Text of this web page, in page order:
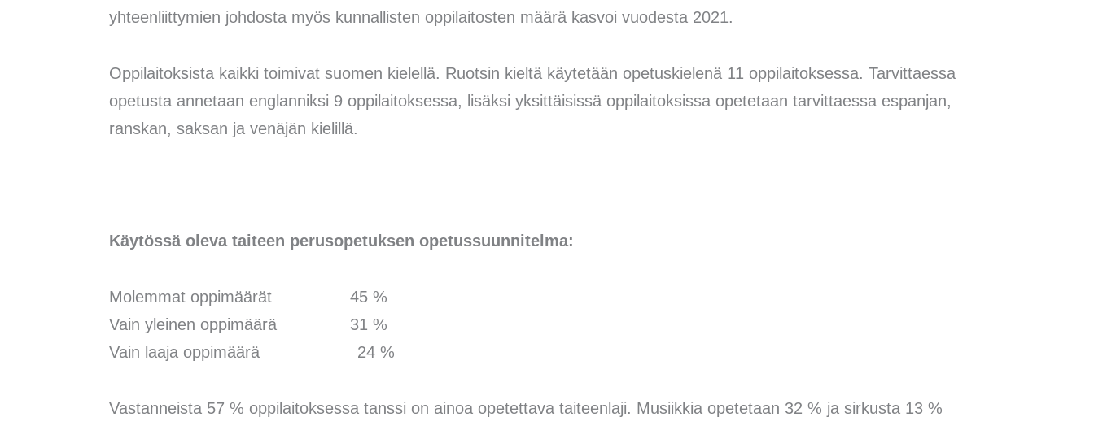
yhteenliittymien johdosta myös kunnallisten oppilaitosten määrä kasvoi vuodesta 2021.
Oppilaitoksista kaikki toimivat suomen kielellä. Ruotsin kieltä käytetään opetuskielenä 11 oppilaitoksessa. Tarvittaessa
opetusta annetaan englanniksi 9 oppilaitoksessa, lisäksi yksittäisissä oppilaitoksissa opetetaan tarvittaessa espanjan,
ranskan, saksan ja venäjän kielillä.
Käytössä oleva taiteen perusopetuksen opetussuunnitelma:
Molemmat oppimäärät 45 %
Vain yleinen oppimäärä 31 %
Vain laaja oppimäärä 24 %
Vastanneista 57 % oppilaitoksessa tanssi on ainoa opetettava taiteenlaji. Musiikkia opetetaan 32 % ja sirkusta 13 %